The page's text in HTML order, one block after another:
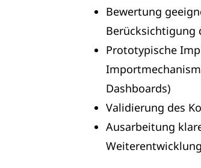
Bewertung
Berücksichtigung
Prototypische
Dashboards)
Validierung des
Ausarbeitung